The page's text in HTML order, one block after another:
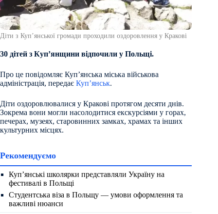
Діти з Купʼянської громади проходили оздоровлення у Кракові
30 дітей з Купʼянщини відпочили у Польщі.
Про це повідомляє Купʼянська міська військова
адміністрація, передає Куп’янськ.
Діти оздоровлювалися у Кракові протягом десяти днів.
Зокрема вони могли насолодитися екскурсіями у горах,
печерах, музеях, старовинних замках, храмах та інших
культурних місцях.
Рекомендуємо
Куп’янські школярки представляли Україну на
фестивалі в Польщі
Студентська віза в Польщу — умови оформлення та
важливі нюанси